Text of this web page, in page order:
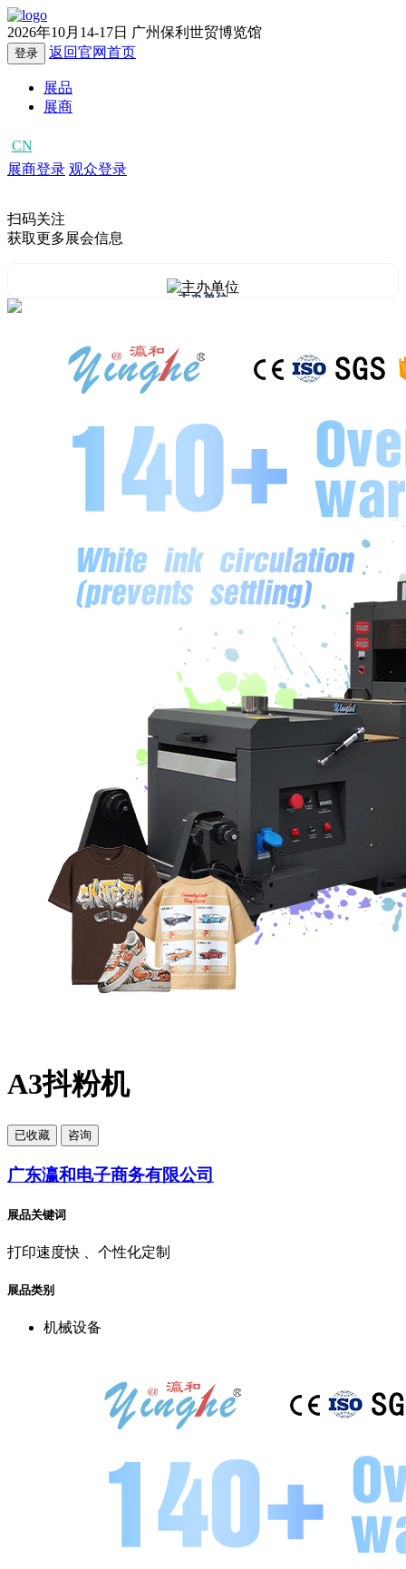
2026年10月14-17日 广州保利世贸博览馆
登录 返回官网首页
展品
展商
CN
展商登录 观众登录
扫码关注
获取更多展会信息
主办单位
A3抖粉机
已收藏 咨询
广东瀛和电子商务有限公司
展品关键词
打印速度快 、个性化定制
展品类别
机械设备